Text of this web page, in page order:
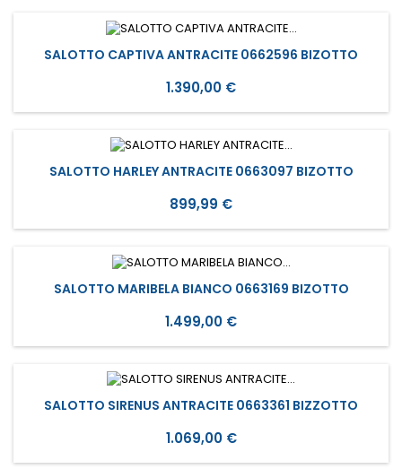
SALOTTO CAPTIVA ANTRACITE 0662596 BIZOTTO
Prezzo
1.390,00 €
SALOTTO HARLEY ANTRACITE 0663097 BIZOTTO
Prezzo
899,99 €
SALOTTO MARIBELA BIANCO 0663169 BIZOTTO
Prezzo
1.499,00 €
SALOTTO SIRENUS ANTRACITE 0663361 BIZZOTTO
Prezzo
1.069,00 €